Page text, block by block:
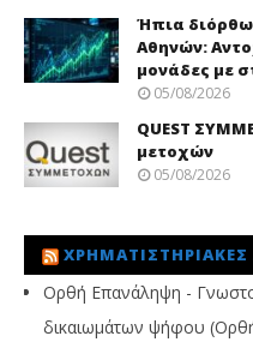
Ήπια
Αθηνών:
μονάδες με
05/08/2026
QUEST
μετοχών
05/08/2026
Ορθή Επανάληψη -
δικαιωμάτων ψήφου